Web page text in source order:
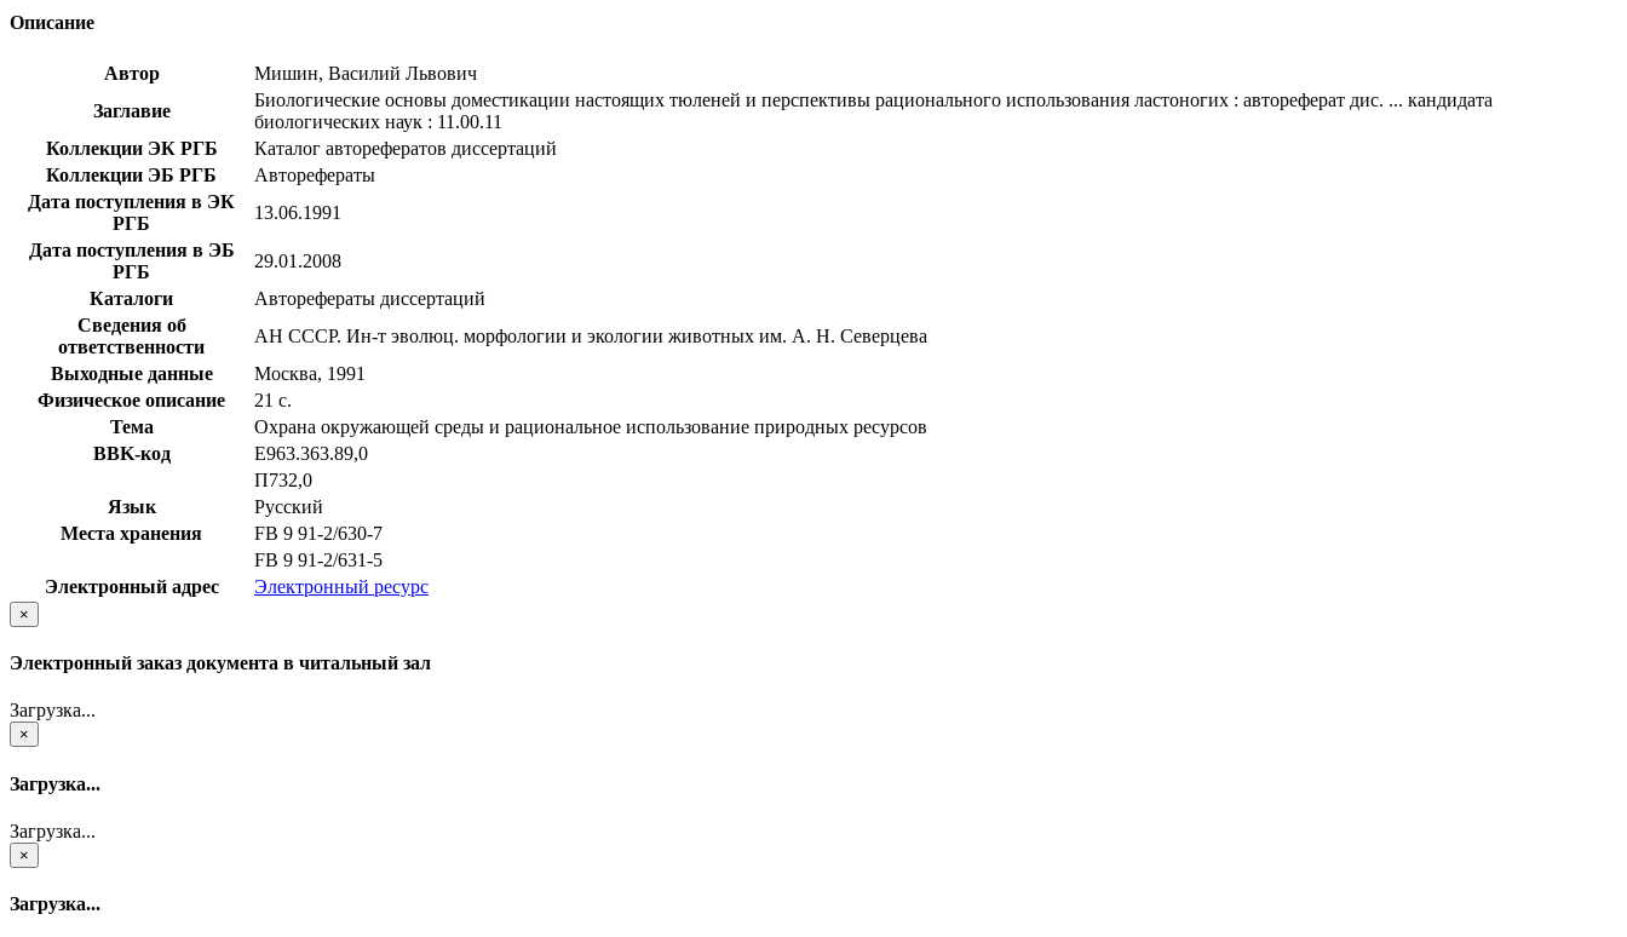
Описание
Автор
Мишин, Василий Львович
Заглавие
Биологические основы доместикации настоящих тюленей и перспективы рационального использования ластоногих : автореферат дис. ... кандидата
биологических наук : 11.00.11
Коллекции ЭК РГБ
Каталог авторефератов диссертаций
Коллекции ЭБ РГБ
Авторефераты
Дата поступления в ЭК
РГБ
13.06.1991
Дата поступления в ЭБ
РГБ
29.01.2008
Каталоги
Авторефераты диссертаций
Сведения об
ответственности
АН СССР. Ин-т эволюц. морфологии и экологии животных им. А. Н. Северцева
Выходные данные
Москва, 1991
Физическое описание
21 с.
Тема
Охрана окружающей среды и рациональное использование природных ресурсов
BBK-код
Е963.363.89,0
П732,0
Язык
Русский
Места хранения
FB 9 91-2/630-7
FB 9 91-2/631-5
Электронный адрес
Электронный ресурс
×
Электронный заказ документа в читальный зал
Загрузка...
×
Загрузка...
Загрузка...
×
Загрузка...